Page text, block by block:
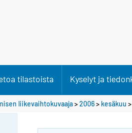
tilastoista Kyselyt ja
liikevaihtokuvaaja>2006> kesäkuu